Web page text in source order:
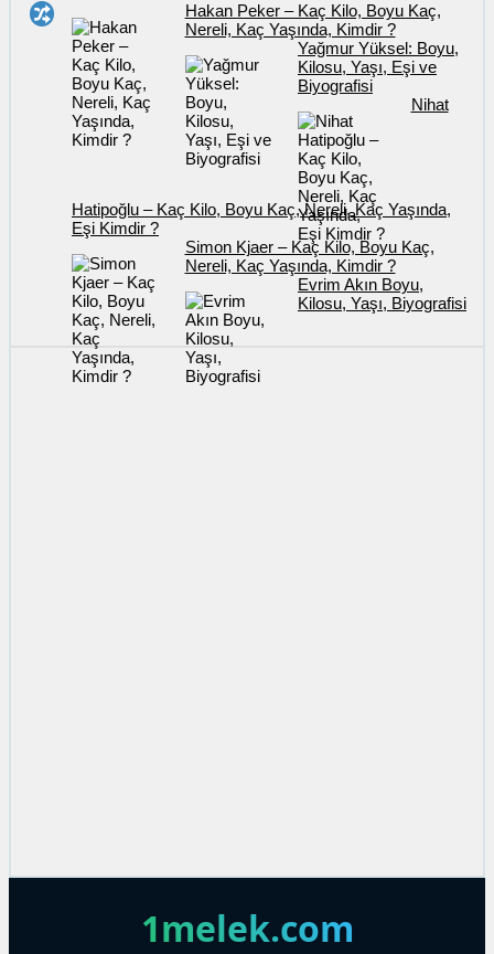
Hakan Peker – Kaç Kilo, Boyu Kaç,
Nereli, Kaç Yaşında, Kimdir ?
Yağmur Yüksel: Boyu,
Kilosu, Yaşı, Eşi ve
Biyografisi
Nihat
Hatipoğlu – Kaç Kilo, Boyu Kaç, Nereli, Kaç Yaşında,
Eşi Kimdir ?
Simon Kjaer – Kaç Kilo, Boyu Kaç,
Nereli, Kaç Yaşında, Kimdir ?
Evrim Akın Boyu,
Kilosu, Yaşı, Biyografisi
1melek.com